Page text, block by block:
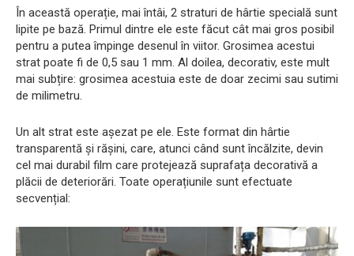
În această operație, mai întâi, 2 straturi de hârtie specială sunt
lipite pe bază. Primul dintre ele este făcut cât mai gros posibil
pentru a putea împinge desenul în viitor. Grosimea acestui
strat poate fi de 0,5 sau 1 mm. Al doilea, decorativ, este mult
mai subțire: grosimea acestuia este de doar zecimi sau sutimi
de milimetru.
Un alt strat este așezat pe ele. Este format din hârtie
transparentă și rășini, care, atunci când sunt încălzite, devin
cel mai durabil film care protejează suprafața decorativă a
plăcii de deteriorări. Toate operațiunile sunt efectuate
secvențial: